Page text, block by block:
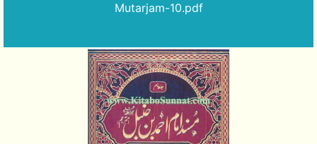
Mutarjam-10.pdf